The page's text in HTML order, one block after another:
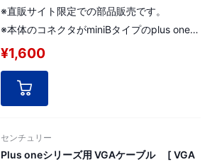
※直販サイト限定での部品販売です。
※本体のコネクタがminiBタイプのplus oneに
のみご利用可能です
¥1,600
センチュリー
Plus oneシリーズ用 VGAケーブル [ VGA